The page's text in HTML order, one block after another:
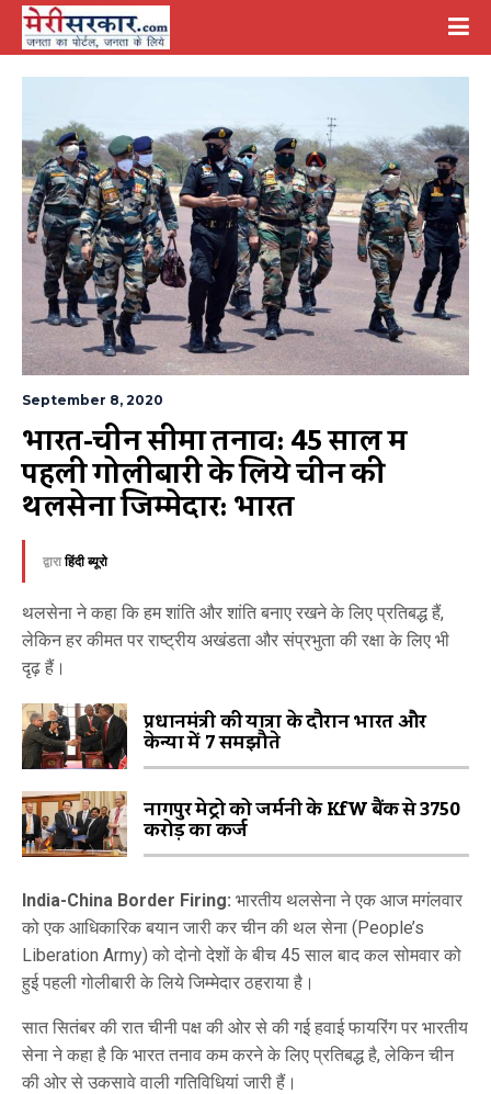
September 8, 2020
भारत-चीन सीमा तनाव: 45 साल में
पहली गोलीबारी के लिये चीन की
थलसेना जिम्मेदार: भारत
द्वाराहिंदी ब्यूरो
थलसेना ने कहा कि हम शांति और शांति बनाए रखने के लिए प्रतिबद्ध हैं,
लेकिन हर कीमत पर राष्ट्रीय अखंडता और संप्रभुता की रक्षा के लिए भी
दृढ़ हैं।
प्रधानमंत्री की यात्रा के दौरान भारत और
केन्या में 7 समझौते
नागपुर मेट्रो को जर्मनी के KfW बैंक से 3750
करोड़ का कर्ज
India-China Border Firing: भारतीय थलसेना ने एक आज मगंलवार
को एक आधिकारिक बयान जारी कर चीन की थल सेना (People’s
Liberation Army) को दोनो देशों के बीच 45 साल बाद कल सोमवार को
हुई पहली गोलीबारी के लिये जिम्मेदार ठहराया है।
सात सितंबर की रात चीनी पक्ष की ओर से की गई हवाई फायरिंग पर भारतीय
सेना ने कहा है कि भारत तनाव कम करने के लिए प्रतिबद्ध है, लेकिन चीन
की ओर से उकसावे वाली गतिविधियां जारी हैं।